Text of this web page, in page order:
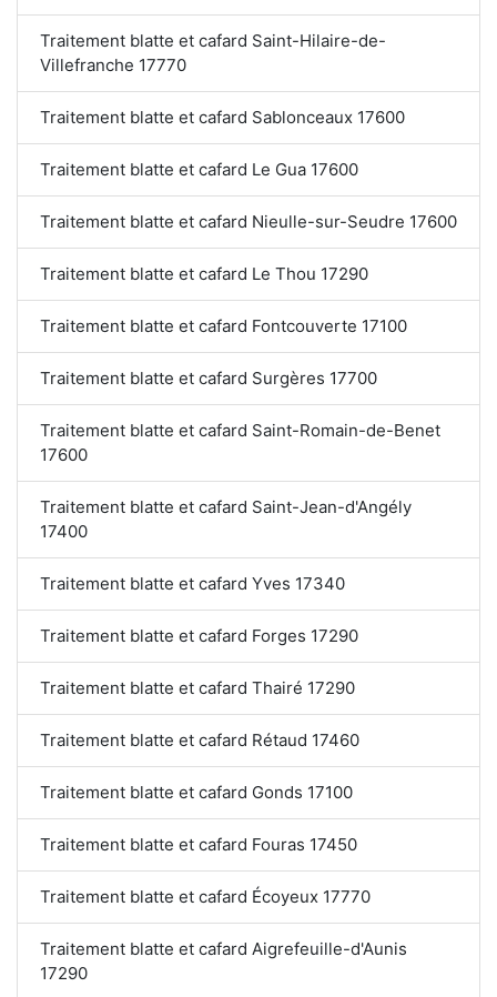
Traitement blatte et cafard Saint-Hilaire-de-
Villefranche 17770
Traitement blatte et cafard Sablonceaux 17600
Traitement blatte et cafard Le Gua 17600
Traitement blatte et cafard Nieulle-sur-Seudre 17600
Traitement blatte et cafard Le Thou 17290
Traitement blatte et cafard Fontcouverte 17100
Traitement blatte et cafard Surgères 17700
Traitement blatte et cafard Saint-Romain-de-Benet
17600
Traitement blatte et cafard Saint-Jean-d'Angély
17400
Traitement blatte et cafard Yves 17340
Traitement blatte et cafard Forges 17290
Traitement blatte et cafard Thairé 17290
Traitement blatte et cafard Rétaud 17460
Traitement blatte et cafard Gonds 17100
Traitement blatte et cafard Fouras 17450
Traitement blatte et cafard Écoyeux 17770
Traitement blatte et cafard Aigrefeuille-d'Aunis
17290